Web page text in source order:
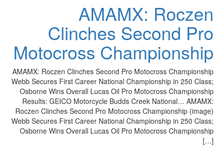
AMAMX: Roczen
Clinches Second Pro
Motocross Championship
AMAMX: Roczen Clinches Second Pro Motocross Championship
Webb Secures First Career National Championship in 250 Class;
Osborne Wins Overall Lucas Oil Pro Motocross Championship
Results: GEICO Motorcycle Budds Creek National… AMAMX:
Roczen Clinches Second Pro Motocross Championship (image)
Webb Secures First Career National Championship in 250 Class;
Osborne Wins Overall Lucas Oil Pro Motocross Championship
[…]